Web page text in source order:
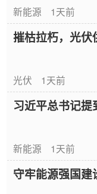
新能源 1天前
摧枯拉朽，光伏
光伏 1天前
习近平总书记提
新能源 1天前
守牢能源强国